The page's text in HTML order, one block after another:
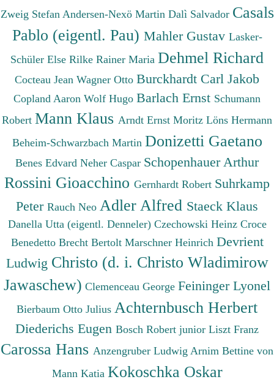
Zweig Stefan Andersen-Nexö Martin Dalì Salvador Casals
Pablo (eigentl. Pau) Mahler Gustav Lasker-
Schüler Else Rilke Rainer Maria Dehmel Richard
Cocteau Jean Wagner Otto Burckhardt Carl Jakob
Copland Aaron Wolf Hugo Barlach Ernst Schumann
Robert Mann Klaus Arndt Ernst Moritz Löns Hermann
Beheim-Schwarzbach Martin Donizetti Gaetano
Benes Edvard Neher Caspar Schopenhauer Arthur
Rossini Gioacchino Gernhardt Robert Suhrkamp
Peter Rauch Neo Adler Alfred Staeck Klaus
Danella Utta (eigentl. Denneler) Czechowski Heinz Croce
Benedetto Brecht Bertolt Marschner Heinrich Devrient
Ludwig Christo (d. i. Christo Wladimirow
Jawaschew) Clemenceau George Feininger Lyonel
Bierbaum Otto Julius Achternbusch Herbert
Diederichs Eugen Bosch Robert junior Liszt Franz
Carossa Hans Anzengruber Ludwig Arnim Bettine von
Mann Katia Kokoschka Oskar